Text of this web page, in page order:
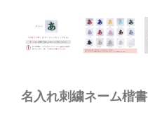
当サイトについて
名入れ刺繍ネーム楷書